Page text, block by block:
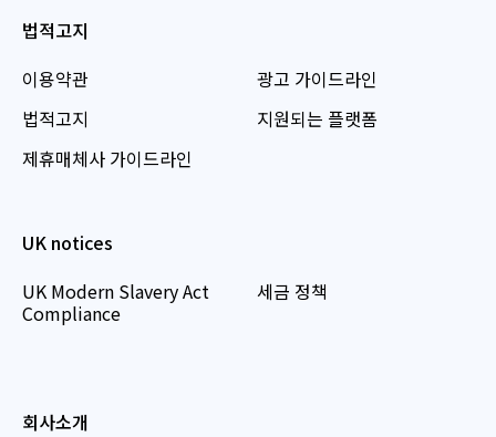
법적고지
이용약관
법적고지
제휴매체사 가이드라인
광고 가이드라인
지원되는 플랫폼
UK notices
UK Modern Slavery Act
Compliance
세금 정책
회사소개